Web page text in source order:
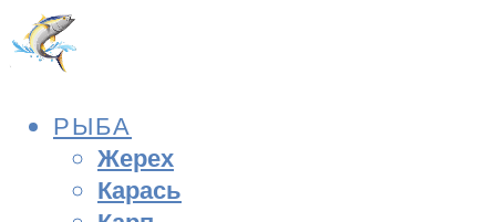
РЫБА
Жерех
Карась